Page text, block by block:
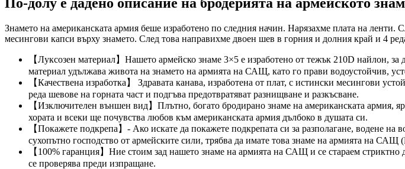
Знамето на американската армия беше изработено по следния начин. Нарязахме плата на ленти.
месингови капси върху знамето. След това направихме двоен шев в горния и долния край и 4
【Луксозен материал】Нашето армейско знаме 3×5 е изработено от тежък 210D найлон,
материал удължава живота на знамето на армията на САЩ, като го прави водоустойчив,
【Качествена изработка】 Здравата канава, изработена от плат, с истински месингови
реда шевове на горната част и подгъва предотвратяват разнищване и разкъсване.
【Изключителен външен вид】Плътно, богато бродирано знаме на американската армия,
хората и всеки ще почувства любов към американската армия дълбоко в душата си.
【Покажете подкрепа】- Ако искате да покажете подкрепата си за разполагане, водене
сухопътно господство от армейските сили, трябва да имате това знаме на армията
【100% гаранция】Ние стоим зад нашето знаме на армията на САЩ и се стараем стриктно
се проверява преди изпращане.